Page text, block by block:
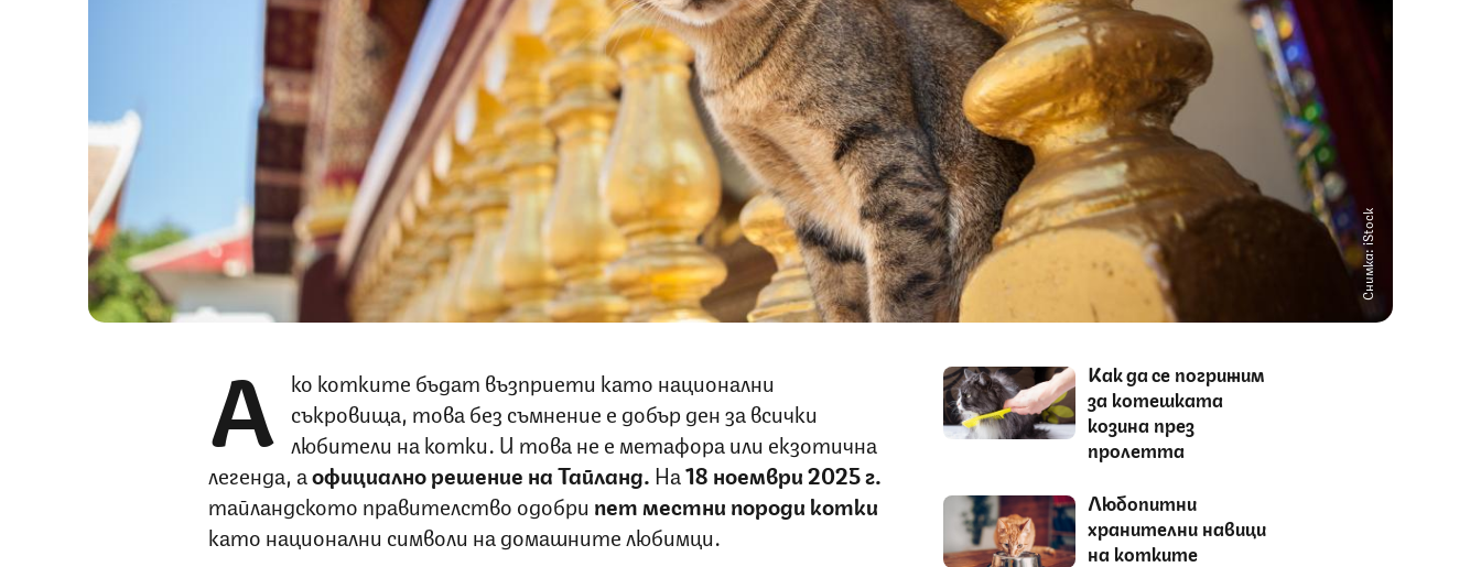
Снимка: iStock
А ко котките бъдат възприети като национални
съкровища, това без съмнение е добър ден за всички
любители на котки. И това не е метафора или екзотична
легенда, аофициално решение на Тайланд. На18 ноември 2025 г.
тайландското правителство одобри пет местни породи котки
като национални символи на домашните любимци.
Как да се погрижим
за котешката
козина през
пролетта
Любопитни
хранителни навици
на котките